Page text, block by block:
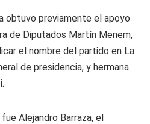
obtuvo previamente el apoyo
de Diputados Martín Menem,
el nombre del partido en La
de presidencia, y hermana
Alejandro Barraza, el